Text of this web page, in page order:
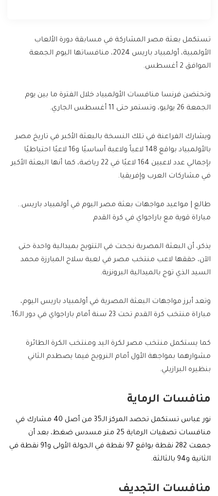
تستكمل بعثة مصر المشاركة في مسابقة دورة الألعاب
الأولمبية، أولمبياد باريس 2024، منافساتها اليوم الجمعة
الموافق 2 أغسطس.
وتحتضن فرنسا منافسات الأولمبياد خلال الفترة ما بين يوم
الجمعة 26 يوليو، وتستمر حتى 11 أغسطس الجاري.
ويشارك الفراعنة في تلك النسخة بالبعثة الأكبر في تاريخ مصر
بالأولمبياد بواقع 148 لاعباً ولاعبة أساسيًا و16 لاعبًا احتياطيًا
بإجمالي عدد لاعبين 164 لاعبًا في 22 رياضة، كما أنها البعثة الأكبر
في مشاركات العرب وإفريقيا.
طالع | مواعيد مواجهات بعثة مصر اليوم في أولمبياد باريس..
مباراة قوية مع باراجواي في كرة القدم
يذكر، أن البعثة المصرية نجحت في التتويج بميدالية واحدة حتى
الآن، حققها لاعب منتخب مصر في لعبة سلاح المبارزة محمد
السيد الذي توج بالميدالية البرونزية.
وتعد أبرز مواجهات البعثة المصرية في أولمبياد باريس اليوم،
مباراة منتخب كرة القدم تحت 23 سنة أمام باراجواي في دور الـ16.
كما يستكمل منتخب مصر لكرة اليد ومنتخب الكرة الطائرة
مشوارهما بمواجهة الأول أمام النرويج فيما يصطدم الثاني
بنظيره البرازيلي.
منافسات الرماية
نور عباس تستكمل تحصد المركز الـ35 من أصل 40 مشارك في
منافسات تصفيات الرماية 25 متر مسدس ضغط، بعد أن
جمعت 282 نقطة بواقع 97 نقطة في الجولة الأولى و91 نقطة في
الثانية و94 بالثالثة.
منافسات التجديف